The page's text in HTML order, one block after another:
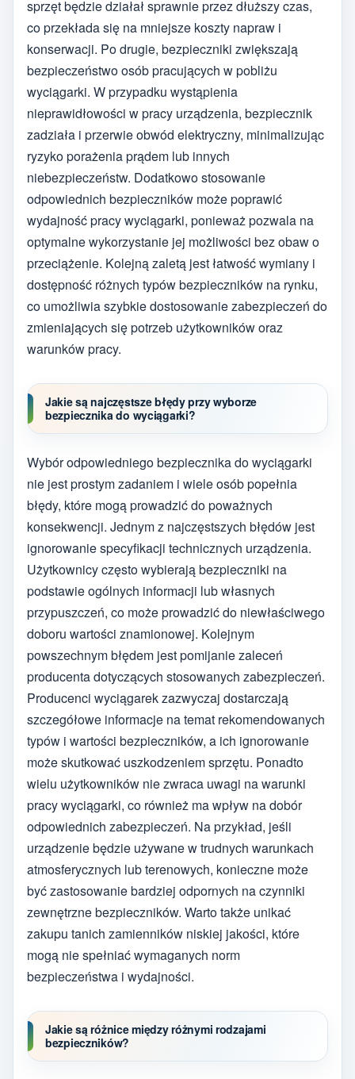
sprzęt będzie działał sprawnie przez dłuższy czas,
co przekłada się na mniejsze koszty napraw i
konserwacji. Po drugie, bezpieczniki zwiększają
bezpieczeństwo osób pracujących w pobliżu
wyciągarki. W przypadku wystąpienia
nieprawidłowości w pracy urządzenia, bezpiecznik
zadziała i przerwie obwód elektryczny, minimalizując
ryzyko porażenia prądem lub innych
niebezpieczeństw. Dodatkowo stosowanie
odpowiednich bezpieczników może poprawić
wydajność pracy wyciągarki, ponieważ pozwala na
optymalne wykorzystanie jej możliwości bez obaw o
przeciążenie. Kolejną zaletą jest łatwość wymiany i
dostępność różnych typów bezpieczników na rynku,
co umożliwia szybkie dostosowanie zabezpieczeń do
zmieniających się potrzeb użytkowników oraz
warunków pracy.
Jakie są najczęstsze błędy przy wyborze
bezpiecznika do wyciągarki?
Wybór odpowiedniego bezpiecznika do wyciągarki
nie jest prostym zadaniem i wiele osób popełnia
błędy, które mogą prowadzić do poważnych
konsekwencji. Jednym z najczęstszych błędów jest
ignorowanie specyfikacji technicznych urządzenia.
Użytkownicy często wybierają bezpieczniki na
podstawie ogólnych informacji lub własnych
przypuszczeń, co może prowadzić do niewłaściwego
doboru wartości znamionowej. Kolejnym
powszechnym błędem jest pomijanie zaleceń
producenta dotyczących stosowanych zabezpieczeń.
Producenci wyciągarek zazwyczaj dostarczają
szczegółowe informacje na temat rekomendowanych
typów i wartości bezpieczników, a ich ignorowanie
może skutkować uszkodzeniem sprzętu. Ponadto
wielu użytkowników nie zwraca uwagi na warunki
pracy wyciągarki, co również ma wpływ na dobór
odpowiednich zabezpieczeń. Na przykład, jeśli
urządzenie będzie używane w trudnych warunkach
atmosferycznych lub terenowych, konieczne może
być zastosowanie bardziej odpornych na czynniki
zewnętrzne bezpieczników. Warto także unikać
zakupu tanich zamienników niskiej jakości, które
mogą nie spełniać wymaganych norm
bezpieczeństwa i wydajności.
Jakie są różnice między różnymi rodzajami
bezpieczników?